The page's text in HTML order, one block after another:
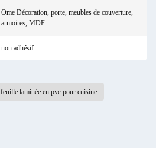
Ome Décoration, porte, meubles de couverture,
armoires, MDF
non adhésif
feuille laminée en pvc pour cuisine